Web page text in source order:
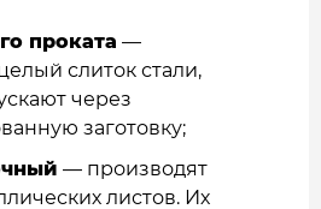
проката —
слиток стали,
через
заготовку;
— производят
листов. Их